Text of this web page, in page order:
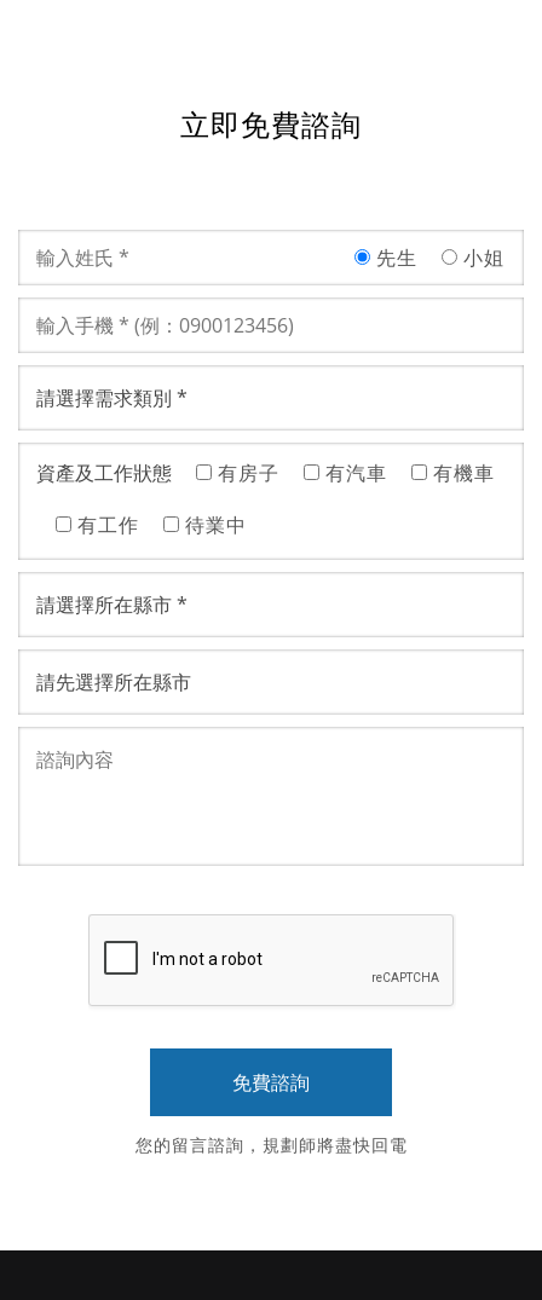
立即免費諮詢
先生 小姐
資產及工作狀態 有房子 有汽車
有機車
有工作
待業中
您的留言諮詢，規劃師將盡快回電